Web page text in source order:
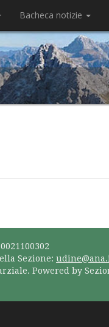
Bacheca notizie
Sezione:
Powered by